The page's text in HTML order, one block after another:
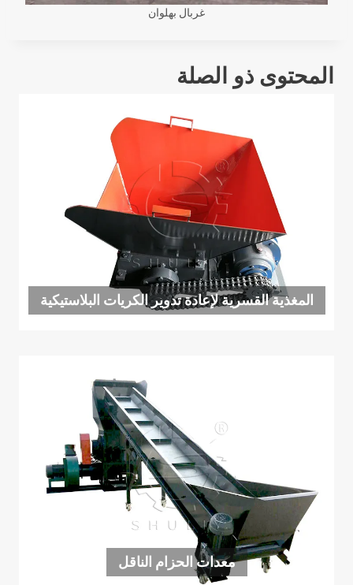
غربال بهلوان
المحتوى ذو الصلة
المغذية القسرية لإعادة تدوير الكريات البلاستيكية
معدات الحزام الناقل